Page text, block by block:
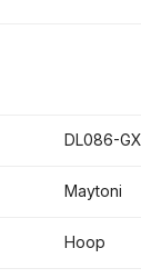
DL086-
Maytoni
Hoop